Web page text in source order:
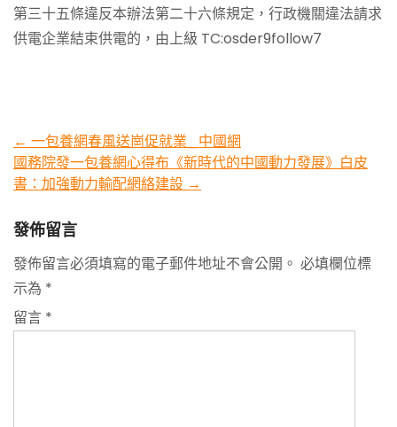
第三十五條違反本辦法第二十六條規定，行政機關違法請求
供電企業結束供電的，由上級 TC:osder9follow7
Post
navigation
← 一包養網春風送崗促就業_中國網
國務院發一包養網心得布《新時代的中國動力發展》白皮
書：加強動力輸配網絡建設 →
發佈留言
發佈留言必須填寫的電子郵件地址不會公開。 必填欄位標
示為 *
留言 *